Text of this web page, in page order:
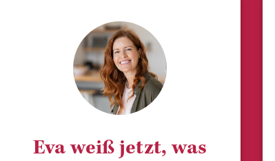
Eva weiß jetzt, was